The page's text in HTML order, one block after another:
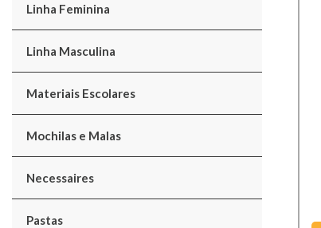
Linha Feminina
Linha Masculina
Materiais Escolares
Mochilas e Malas
Necessaires
Pastas